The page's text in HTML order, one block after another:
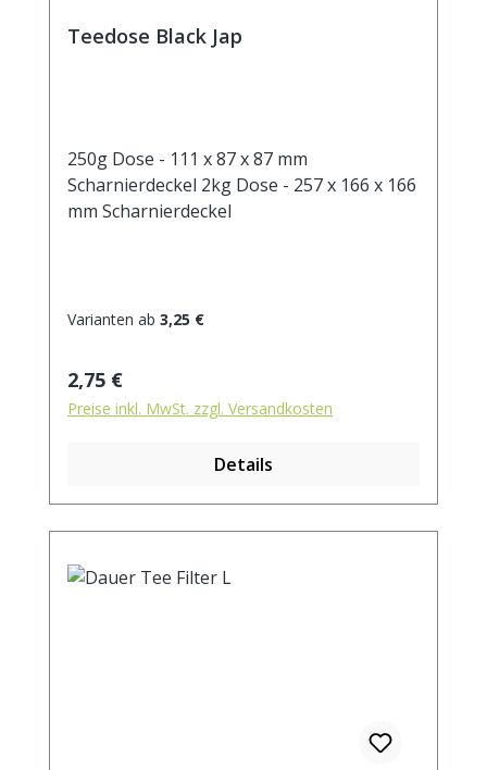
Teedose Black Jap
250g Dose - 111 x 87 x 87 mm
Scharnierdeckel 2kg Dose - 257 x 166 x 166
mm Scharnierdeckel
Varianten ab 3,25 €
Regulärer Preis:
2,75 €
Preise inkl. MwSt. zzgl. Versandkosten
Details